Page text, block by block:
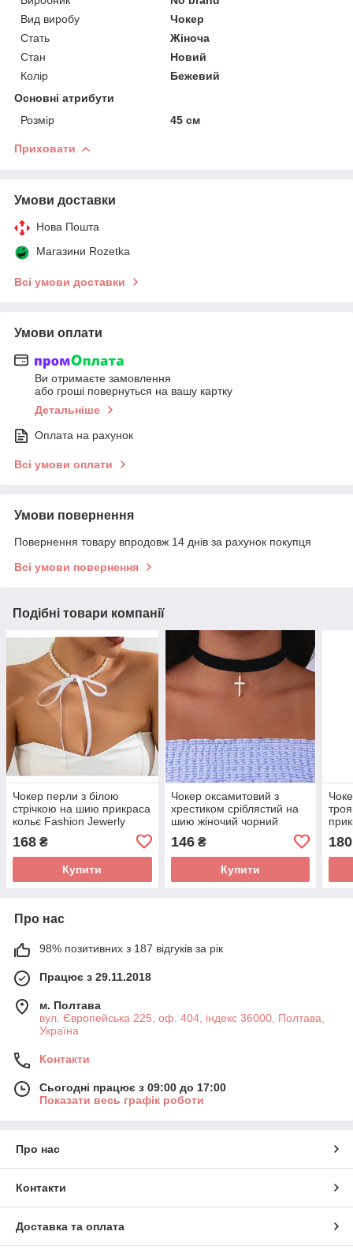
Вид виробу
Чокер
Стать
Жіноча
Стан
Новий
Колір
Бежевий
Основні атрибути
Розмір
45 см
Приховати
Умови доставки
Нова Пошта
Магазини Rozetka
Всі умови доставки
Умови оплати
Ви отримаєте замовлення
або гроші повернуться на вашу картку
Детальніше
Оплата на рахунок
Всі умови оплати
Умови повернення
Повернення товару впродовж 14 днів за рахунок покупця
Всі умови повернення
Подібні товари компанії
Чокер перли з білою
стрічкою на шию прикраса
кольє Fashion Jewerly
168 ₴
Купити
Чокер оксамитовий з
хрестиком сріблястий на
шию жіночий чорний
оксамитовий з хрестиком
146₴
Купити
180
Про нас
98% позитивних з 187 відгуків за рік
Працює з 29.11.2018
м. Полтава
вул. Європейська 225, оф. 404, індекс 36000, Полтава,
Україна
Контакти
Сьогодні працює з 09:00 до 17:00
Показати весь графік роботи
Про нас
Контакти
Доставка та оплата